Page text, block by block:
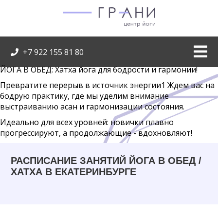
+7 922 155 81 80
ЙОГА В ОБЕД: Хатха йога для бодрости и гармонии!
Превратите перерыв в источник энергии1 Ждем вас на
бодрую практику, где мы уделим внимание
выстраиванию асан и гармонизации состояния.
Идеально для всех уровней: новички плавно
прогрессируют, а продолжающие - вдохновляют!
РАСПИСАНИЕ ЗАНЯТИЙ ЙОГА В ОБЕД /
ХАТХА В ЕКАТЕРИНБУРГЕ